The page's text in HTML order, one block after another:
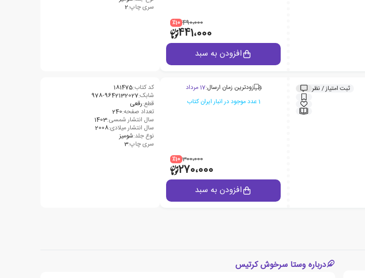
490،000 ٪10
441،000
افزودن به سبد
سری چاپ:2
ثبت امتیاز / نظر زودترین زمان ارسال:17 مرداد
1 عدد موجود در انبار ایران کتاب
300،000 ٪10
270،000
افزودن به سبد
کد کتاب:181475
شابک:978-9642132027
قطع:رقعی
تعداد صفحه:240
سال انتشار شمسی:1403
سال انتشار میلادی:2008
نوع جلد:شومیز
سری چاپ:3
درباره وستا سرخوش کرتیس